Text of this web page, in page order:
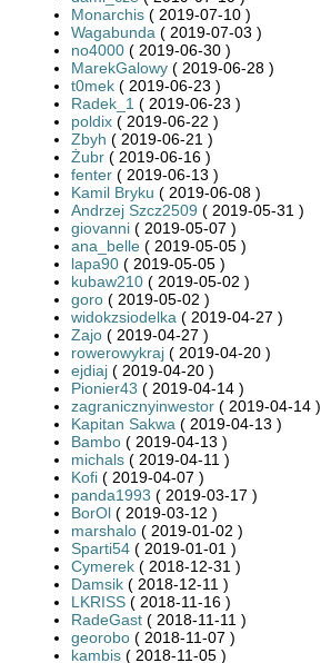
Monarchis ( 2019-07-10 )
Wagabunda ( 2019-07-03 )
no4000 ( 2019-06-30 )
MarekGalowy ( 2019-06-28 )
t0mek ( 2019-06-23 )
Radek_1 ( 2019-06-23 )
poldix ( 2019-06-22 )
Zbyh ( 2019-06-21 )
Żubr ( 2019-06-16 )
fenter ( 2019-06-13 )
Kamil Bryku ( 2019-06-08 )
Andrzej Szcz2509 ( 2019-05-31 )
giovanni ( 2019-05-07 )
ana_belle ( 2019-05-05 )
lapa90 ( 2019-05-05 )
kubaw210 ( 2019-05-02 )
goro ( 2019-05-02 )
widokzsiodelka ( 2019-04-27 )
Zajo ( 2019-04-27 )
rowerowykraj ( 2019-04-20 )
ejdiaj ( 2019-04-20 )
Pionier43 ( 2019-04-14 )
zagranicznyinwestor ( 2019-04-14 )
Kapitan Sakwa ( 2019-04-13 )
Bambo ( 2019-04-13 )
michals ( 2019-04-11 )
Kofi ( 2019-04-07 )
panda1993 ( 2019-03-17 )
BorOl ( 2019-03-12 )
marshalo ( 2019-01-02 )
Sparti54 ( 2019-01-01 )
Cymerek ( 2018-12-31 )
Damsik ( 2018-12-11 )
LKRISS ( 2018-11-16 )
RadeGast ( 2018-11-11 )
georobo ( 2018-11-07 )
kambis ( 2018-11-05 )